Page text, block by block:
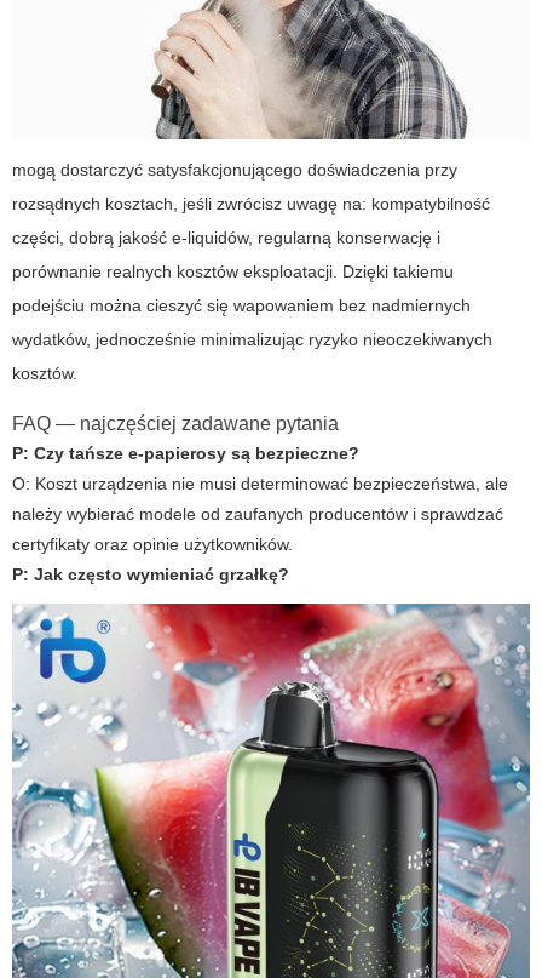
mogą dostarczyć satysfakcjonującego doświadczenia przy
rozsądnych kosztach, jeśli zwrócisz uwagę na: kompatybilność
części, dobrą jakość e-liquidów, regularną konserwację i
porównanie realnych kosztów eksploatacji. Dzięki takiemu
podejściu można cieszyć się wapowaniem bez nadmiernych
wydatków, jednocześnie minimalizując ryzyko nieoczekiwanych
kosztów.
FAQ — najczęściej zadawane pytania
P: Czy tańsze e-papierosy są bezpieczne?
O: Koszt urządzenia nie musi determinować bezpieczeństwa, ale
należy wybierać modele od zaufanych producentów i sprawdzać
certyfikaty oraz opinie użytkowników.
P: Jak często wymieniać grzałkę?